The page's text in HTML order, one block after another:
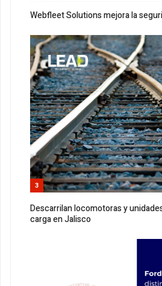
Webfleet Solutions mejora la
3
Descarrilan locomotoras y
carga en Jalisco